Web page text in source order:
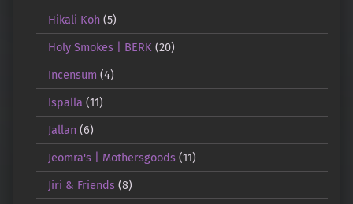
Hikali Koh(5)
Holy Smokes | BERK(20)
Incensum (4)
Ispalla (11)
Jallan(6)
Jeomra's | Mothersgoods(11)
Jiri & Friends(8)